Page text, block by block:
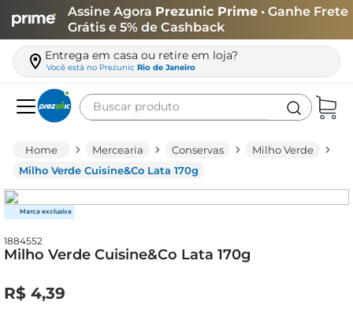
Assine Agora Prezunic Prime • Ganhe Frete
Grátis e 5% de Cashback
Entrega em casa ou retire em loja?
Você está no Prezunic Rio de Janeiro
Buscar produto
Mercearia Conservas
Milho Verde
Milho Verde Cuisine&Co Lata 170g
1884552
Milho Verde Cuisine&Co Lata 170g
R$ 4,39
leite
café
queijo
biscoito